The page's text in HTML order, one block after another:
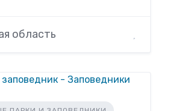
область